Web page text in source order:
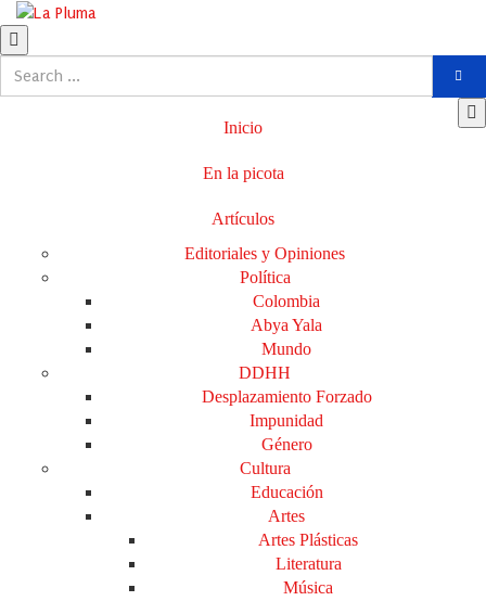
Inicio
En la picota
Artículos
Editoriales y Opiniones
Política
Colombia
Abya Yala
Mundo
DDHH
Desplazamiento Forzado
Impunidad
Género
Cultura
Educación
Artes
Artes Plásticas
Literatura
Música